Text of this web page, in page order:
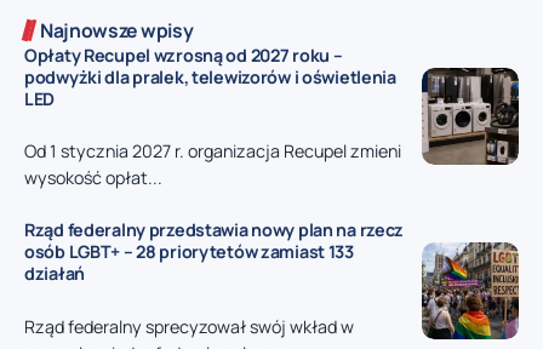
Najnowsze wpisy
Opłaty Recupel wzrosną od 2027 roku –
podwyżki dla pralek, telewizorów i oświetlenia
LED
Od 1 stycznia 2027 r. organizacja Recupel zmieni
wysokość opłat...
Rząd federalny przedstawia nowy plan na rzecz
osób LGBT+ – 28 priorytetów zamiast 133
działań
Rząd federalny sprecyzował swój wkład w